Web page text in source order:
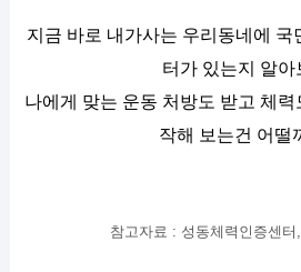
지금 바로 내가사는 우리동네에 국
터가 있는지 알아
나에게 맞는 운동 처방도 받고 체력
작해 보는건 어떨
참고자료 : 성동체력인증센